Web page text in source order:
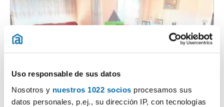
Uso responsable de sus datos
Nosotros y nuestros 1022 socios procesamos sus
datos personales, p.ej., su dirección IP, con tecnologías
1.000€ PREMIUM Máx. 10km